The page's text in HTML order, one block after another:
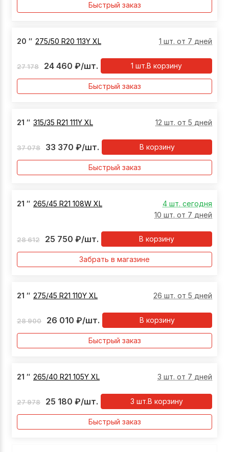
Быстрый заказ
20 ″ 275/50 R20 113Y XL 1 шт. от 7 дней
27 178 24 460 ₽/шт. В корзину
1 шт.
Быстрый заказ
21 ″ 315/35 R21 111Y XL 12 шт. от 5 дней
37 078 33 370 ₽/шт. В корзину
Быстрый заказ
21 ″ 265/45 R21 108W XL
4 шт. сегодня
10 шт. от 7 дней
28 612 25 750 ₽/шт. В корзину
Забрать в магазине
21 ″ 275/45 R21 110Y XL 26 шт. от 5 дней
28 900 26 010 ₽/шт. В корзину
Быстрый заказ
21 ″ 265/40 R21 105Y XL 3 шт. от 7 дней
27 978 25 180 ₽/шт. В корзину
3 шт.
Быстрый заказ